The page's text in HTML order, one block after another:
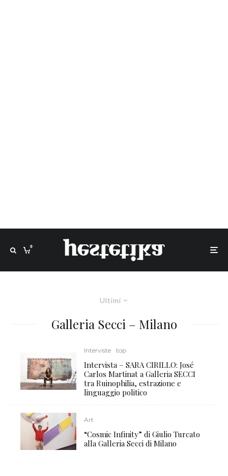
0
Ultimi
Galleria Secci – Milano
Interviste top
Intervista – SARA CIRILLO: José
Carlos Martinat a Galleria SECCI
tra Ruinophilia, estrazione e
linguaggio politico
Art
“Cosmic Infinity” di Giulio Turcato
alla Galleria Secci di Milano